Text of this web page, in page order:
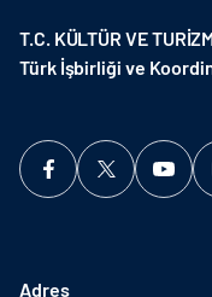
T.C. KÜLTÜR VE
Türk İşbirliği ve
Adres